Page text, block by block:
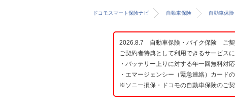
ドコモスマート保険ナビ 自動車保険 自動車保
2026.8.7 自動車保険・バイク保険 ご契
ご契約者特典として利用できるサービス
・バッテリー上りに対する年一回無料対
・エマージェンシー（緊急連絡）カード
※ソニー損保・ドコモの自動車保険のご